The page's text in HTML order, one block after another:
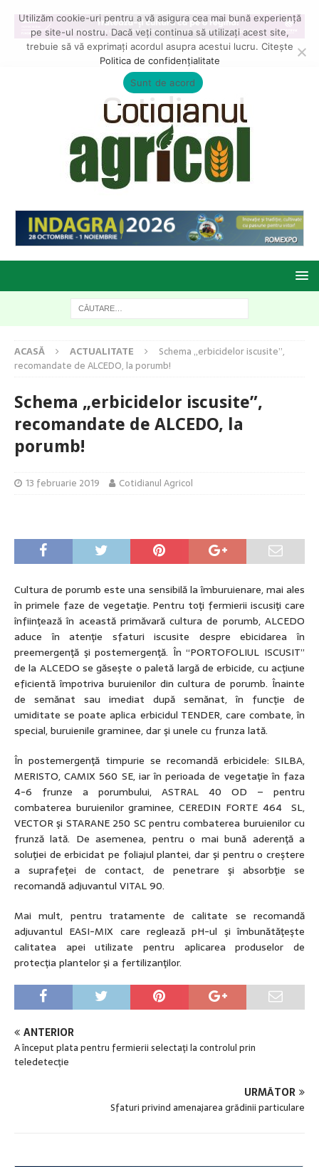
ACASĂ ACTUALITATE
Schema „erbicidelor iscusite”,
recomandate de ALCEDO, la porumb!
Schema „erbicidelor iscusite”,
recomandate de ALCEDO, la
porumb!
13 februarie 2019 Cotidianul Agricol
Cultura de porumb este una sensibilă la îmburuienare, mai ales
în primele faze de vegetaţie. Pentru toţi fermierii iscusiţi care
înfiinţează în această primăvară cultura de porumb, ALCEDO
aduce în atenţie sfaturi iscusite despre ebicidarea în
preemergenţă şi postemergenţă. În “PORTOFOLIUL ISCUSIT”
de la ALCEDO se găseşte o paletă largă de erbicide, cu acţiune
eficientă împotriva buruienilor din cultura de porumb. Înainte
de semănat sau imediat după semănat, în funcţie de
umiditate se poate aplica erbicidul TENDER, care combate, în
special, buruienile graminee, dar şi unele cu frunza lată.
În postemergenţă timpurie se recomandă erbicidele: SILBA,
MERISTO, CAMIX 560 SE, iar în perioada de vegetaţie în faza
4-6 frunze a porumbului, ASTRAL 40 OD – pentru
combaterea buruienilor graminee, CEREDIN FORTE 464 SL,
VECTOR şi STARANE 250 SC pentru combaterea buruienilor cu
frunză lată. De asemenea, pentru o mai bună aderenţă a
soluţiei de erbicidat pe foliajul plantei, dar şi pentru o creştere
a suprafeţei de contact, de penetrare şi absorbţie se
recomandă adjuvantul VITAL 90.
Mai mult, pentru tratamente de calitate se recomandă
adjuvantul EASI-MIX care reglează pH-ul şi îmbunătăţeşte
calitatea apei utilizate pentru aplicarea produselor de
protecţia plantelor şi a fertilizanţilor.
ANTERIOR
A început plata pentru fermierii selectaţi la controlul prin
teledetecţie
URMĂTOR
Sfaturi privind amenajarea grădinii particulare
Utilizăm cookie-uri pentru a vă asigura cea mai bună experiență
pe site-ul nostru. Dacă veți continua să utilizați acest site,
trebuie să vă exprimați acordul asupra acestui lucru. Citește
Politica de confidențialitate
Sunt de acord